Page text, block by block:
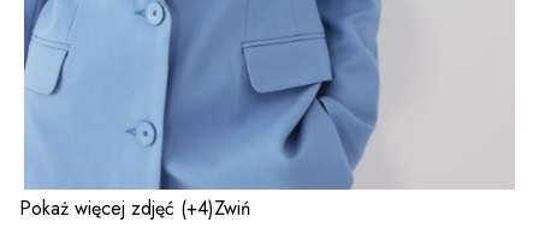
Pokaż więcej zdjęć (+4)Zwiń